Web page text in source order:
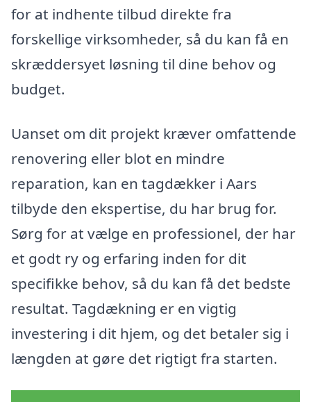
for at indhente tilbud direkte fra
forskellige virksomheder, så du kan få en
skræddersyet løsning til dine behov og
budget.
Uanset om dit projekt kræver omfattende
renovering eller blot en mindre
reparation, kan en tagdækker i Aars
tilbyde den ekspertise, du har brug for.
Sørg for at vælge en professionel, der har
et godt ry og erfaring inden for dit
specifikke behov, så du kan få det bedste
resultat. Tagdækning er en vigtig
investering i dit hjem, og det betaler sig i
længden at gøre det rigtigt fra starten.